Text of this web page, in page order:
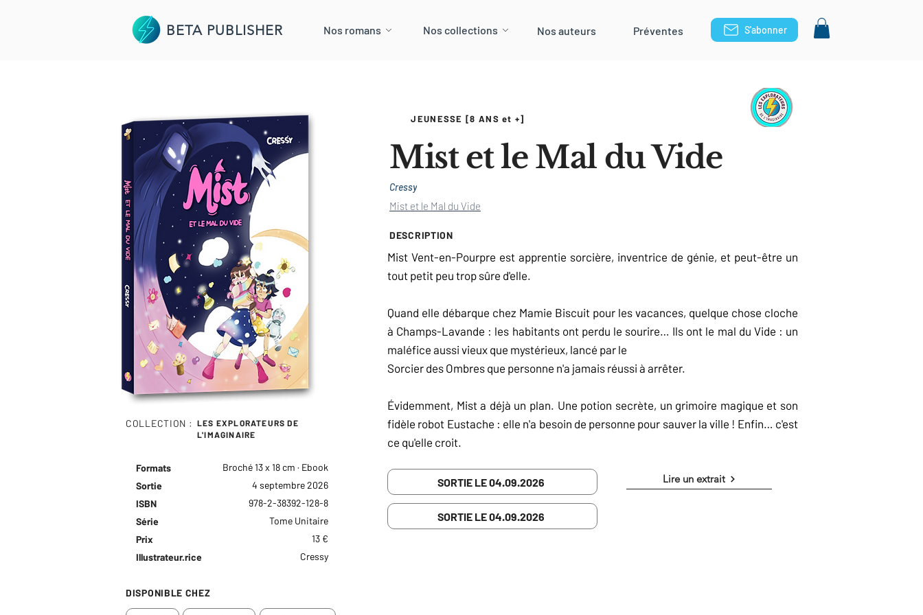
BETA PUBLISHER Nos romans Nos collections Nos auteurs Préventes S'abonner
COLLECTION :
LES EXPLORATEURS DE
L'IMAGINAIRE
Formats
Broché 13 x 18 cm · Ebook
Sortie
ISBN
Série
Prix
Illustrateur.rice
4 septembre 2026
978-2-38392-128-8
Tome Unitaire
13 €
Cressy
DISPONIBLE CHEZ
JEUNESSE [8 ANS et +]
Mist et le Mal du Vide
Cressy
Mist et le Mal du Vide
DESCRIPTION
Mist Vent-en-Pourpre est apprentie sorcière, inventrice de génie, et peut-être un
tout petit peu trop sûre d'elle.
Quand elle débarque chez Mamie Biscuit pour les vacances, quelque chose cloche
à Champs-Lavande : les habitants ont perdu le sourire… Ils ont le mal du Vide : un
maléfice aussi vieux que mystérieux, lancé par le
Sorcier des Ombres que personne n'a jamais réussi à arrêter.
Évidemment, Mist a déjà un plan. Une potion secrète, un grimoire magique et son
fidèle robot Eustache : elle n'a besoin de personne pour sauver la ville ! Enfin… c'est
ce qu'elle croit.
SORTIE LE 04.09.2026 Lire un extrait
SORTIE LE 04.09.2026